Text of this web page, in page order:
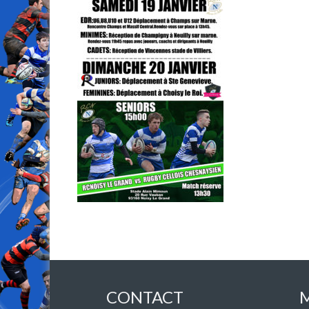
CONTACT